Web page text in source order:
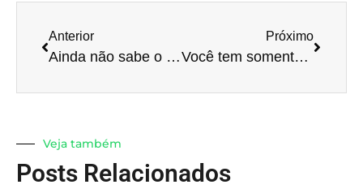
Anterior
Ainda não sabe o que é DEFIS? Saiba que você só tem até o dia 31 de maio para entregá-lo! Entenda!
Próximo
Você tem somente até 31 de maio para entrega da declaração de IR, saiba como não cair na malha fina!
Veja também
Posts Relacionados